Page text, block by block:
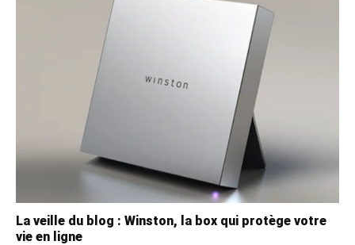
La veille du blog : Winston, la box qui protège votre
vie en ligne